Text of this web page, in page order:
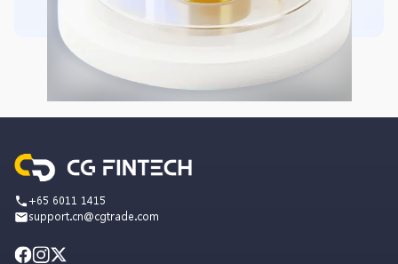
+65 6011 1415
support.cn@cgtrade.com